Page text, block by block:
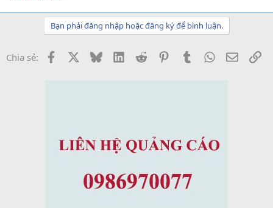
Bạn phải đăng nhập hoặc đăng ký để bình luận.
Chia sẻ: Facebook BlueskyLinkedInReddit PinterestTumblrWhatsApp
Email